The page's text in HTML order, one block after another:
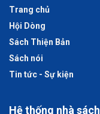
Trang chủ
Hội Dòng
Sách Thiện Bản
Sách nói
Tin tức - Sự kiện
Hệ thống nhà sách